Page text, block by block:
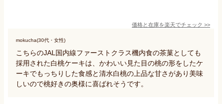
価格と在庫を楽天でチェック >>
mokucha(30代・女性)
こちらのJAL国内線ファーストクラス機内食の茶菓としても
採用された白桃ケーキは、かわいい見た目の桃の形をしたケ
ーキでもっちりした食感と清水白桃の上品な甘さがあり美味
しいので桃好きの奥様に喜ばれそうです。